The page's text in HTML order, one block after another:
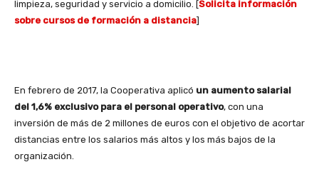
limpieza, seguridad y servicio a domicilio. [Solicita información
sobre cursos de formación a distancia]
En febrero de 2017, la Cooperativa aplicó un aumento salarial
del 1,6% exclusivo para el personal operativo, con una
inversión de más de 2 millones de euros con el objetivo de acortar
distancias entre los salarios más altos y los más bajos de la
organización.